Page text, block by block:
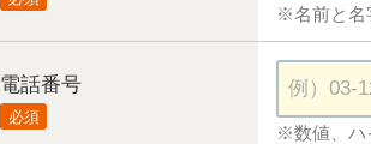
※名前と名
電話番号
必須
※数値、ハ